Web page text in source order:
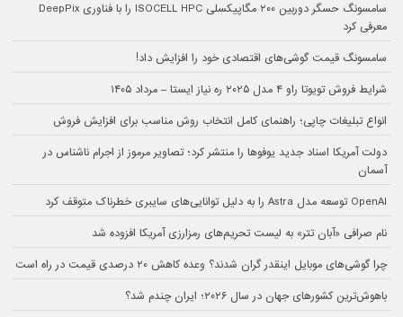
سامسونگ حسگر دوربین ۲۰۰ مگاپیکسلی ISOCELL HPC را با فناوری DeepPix
معرفی کرد
سامسونگ قیمت گوشی‌های اقتصادی خود را افزایش داد!
شرایط فروش تویوتا راو ۴ مدل ۲۰۲۵ ره نیاز ایستا – مرداد ۱۴۰۵
انواع تبلیغات چاپی؛ راهنمای کامل انتخاب روش مناسب برای افزایش فروش
دولت آمریکا اسناد جدید یوفوها را منتشر کرد؛ تصاویر مرموز از اجرام ناشناس در
آسمان
OpenAI توسعه مدل Astra را به دلیل توانایی‌های سایبری خطرناک متوقف کرد
نام صرافی «آبان‌ تتر» به لیست تحریم‌های رمزارزی آمریکا افزوده شد
چرا گوشی‌های موبایل اینقدر گران شدند؟ وعده کاهش ۲۰ درصدی قیمت در راه است
باهوش‌ترین کشورهای جهان در سال ۲۰۲۶؛ ایران چندم شد؟